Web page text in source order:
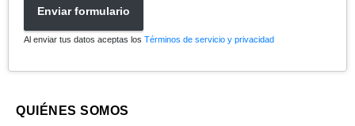
Enviar formulario
Al enviar tus datos aceptas los Términos de servicio y privacidad
QUIÉNES SOMOS